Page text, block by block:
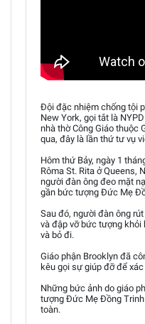
Đội đặc nhiệm chống tội
New York, gọi tắt là
nhà thờ Công Giáo thuộc
qua, đây là lần thứ tư vụ
Hôm thứ Bảy, ngày 1
Rôma St. Rita ở Queens,
người đàn ông đeo mặt
gần bức tượng Đức Mẹ
Sau đó, người đàn ông
và đập vỡ bức tượng khỏi
và bỏ đi.
Giáo phận Brooklyn đã
kêu gọi sự giúp đỡ để
Những bức ảnh do giáo
tượng Đức Mẹ Đồng
toàn.